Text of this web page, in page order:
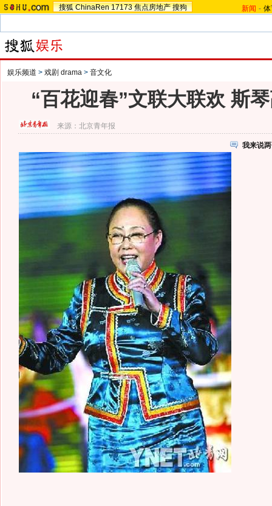
搜狐 ChinaRen 17173 焦点房地产 搜狗 新闻 -
娱乐频道 > 戏剧 drama > 音文化
“百花迎春”文联大联欢 斯
来源：北京青年报
我来说